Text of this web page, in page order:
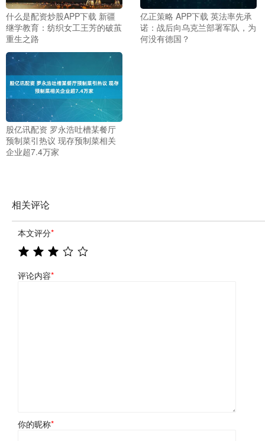
什么是配资炒股APP下载 新疆
继学教育：纺织女工王芳的破茧
重生之路
亿正策略 APP下载 英法率先承
诺：战后向乌克兰部署军队，为
何没有德国？
股亿讯配资 罗永浩吐槽某餐厅
预制菜引热议 现存预制菜相关
企业超7.4万家
相关评论
本文评分*
评论内容*
你的昵称*